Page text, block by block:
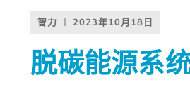
智力 2023年10月18日
脱碳能源系